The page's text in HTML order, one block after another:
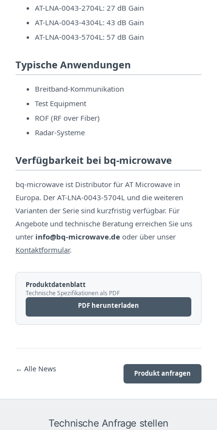
AT-LNA-0043-2704L: 27 dB Gain
AT-LNA-0043-4304L: 43 dB Gain
AT-LNA-0043-5704L: 57 dB Gain
Typische Anwendungen
Breitband-Kommunikation
Test Equipment
ROF (RF over Fiber)
Radar-Systeme
Verfügbarkeit bei bq-microwave
bq-microwave ist Distributor für AT Microwave in
Europa. Der AT-LNA-0043-5704L und die weiteren
Varianten der Serie sind kurzfristig verfügbar. Für
Angebote und technische Beratung erreichen Sie uns
unter info@bq-microwave.de oder über unser
Kontaktformular.
Produktdatenblatt
Technische Spezifikationen als PDF
PDF herunterladen
← Alle News Produkt anfragen
Technische Anfrage stellen